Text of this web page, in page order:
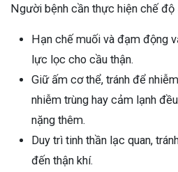
Người bệnh cần thực hiện chế độ
Hạn chế muối và đạm động
lực lọc cho cầu thận.
Giữ ấm cơ thể, tránh để
nhiễm trùng hay cảm lạnh
nặng thêm.
Duy trì tinh thần lạc quan,
đến thận khí.